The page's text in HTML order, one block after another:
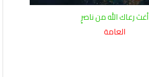
أغث رعاك الله من ناصرٍ
العامة